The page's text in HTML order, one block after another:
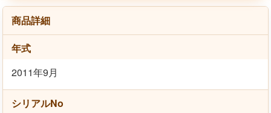
商品詳細
年式
2011年9月
シリアルNo